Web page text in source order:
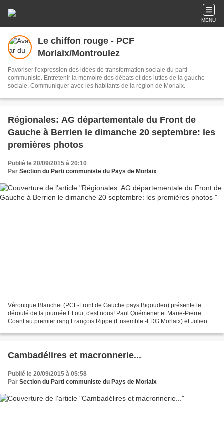
MENU
Le chiffon rouge - PCF
Morlaix/Montroulez
Favoriser l'expression des idées de transformation sociale du parti
communiste. Entretenir la mémoire des débats et des luttes de la gauche
sociale. Communiquer avec les habitants de la région de Morlaix.
Régionales: AG départementale du Front de
Gauche à Berrien le dimanche 20 septembre: les
premières photos
Publié le 20/09/2015 à 20:10
Par Section du Parti communiste du Pays de Morlaix
Véronique Blanchet (PCF-Front de Gauche pays Bigouden) présente le
déroulé de la journée Et oui, c'est nous! Paul Quémener et Marie-Pierre
Coant au premier rang François Rippe (Ensemble -FDG Morlaix) et Julien
Cambadélires et macronnerie...
Publié le 20/09/2015 à 05:58
Par Section du Parti communiste du Pays de Morlaix